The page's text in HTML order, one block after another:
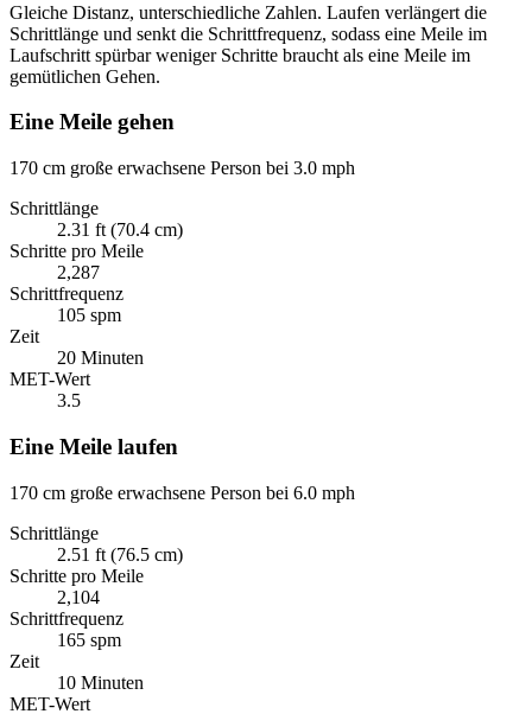
Gleiche Distanz, unterschiedliche Zahlen. Laufen verlängert die
Schrittlänge und senkt die Schrittfrequenz, sodass eine Meile im
Laufschritt spürbar weniger Schritte braucht als eine Meile im
gemütlichen Gehen.
Eine Meile gehen
170 cm große erwachsene Person bei 3.0 mph
Schrittlänge
2.31 ft (70.4 cm)
Schritte pro Meile
2,287
Schrittfrequenz
105 spm
Zeit
20 Minuten
MET-Wert
3.5
Eine Meile laufen
170 cm große erwachsene Person bei 6.0 mph
Schrittlänge
2.51 ft (76.5 cm)
Schritte pro Meile
2,104
Schrittfrequenz
165 spm
Zeit
10 Minuten
MET-Wert